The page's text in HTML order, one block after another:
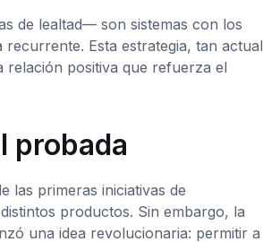
de lealtad— son sistemas con los
Esta estrategia, tan actual
relación positiva que refuerza el
probada
las primeras iniciativas de
productos. Sin embargo, la
una idea revolucionaria: permitir a